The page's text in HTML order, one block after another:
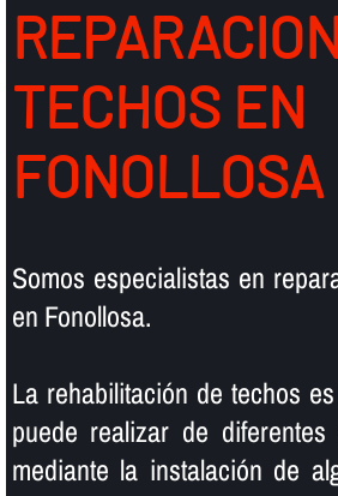
TECHOS EN
FONOLLOSA
Somos especialistas en
en Fonollosa.
La rehabilitación de techos
puede realizar de
mediante la instalación de